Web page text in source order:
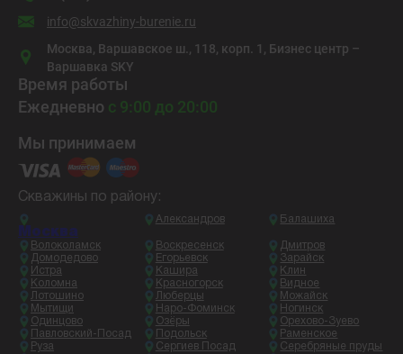
info@skvazhiny-burenie.ru
Москва, Варшавское ш., 118, корп. 1, Бизнес центр –
Варшавка SKY
Время работы
Ежедневно с 9:00 до 20:00
Мы принимаем
Скважины по району:
Москва
Александров Балашиха
Волоколамск Воскресенск
Дмитров
Домодедово
Егорьевск
Зарайск
Истра
Кашира
Клин
Коломна
Красногорск
Видное
Лотошино
Люберцы
Можайск
Мытищи
Наро-Фоминск
Ногинск
Одинцово
Озёры
Орехово-Зуево
Павловский-Посад
Подольск
Раменское
Руза
Сергиев Посад Серебряные пруды